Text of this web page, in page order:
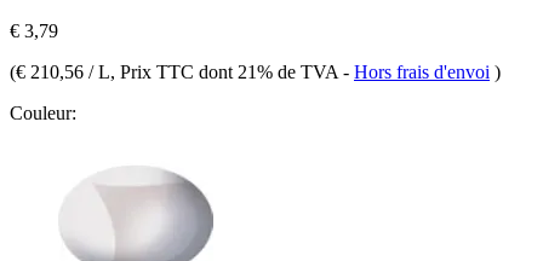
€ 3,79
(€ 210,56 / L, Prix TTC dont 21% de TVA - Hors frais d'envoi )
Couleur: